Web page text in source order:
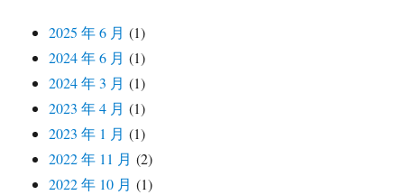
2025 年 6 月 (1)
2024 年 6 月 (1)
2024 年 3 月 (1)
2023 年 4 月 (1)
2023 年 1 月 (1)
2022 年 11 月 (2)
2022 年 10 月 (1)